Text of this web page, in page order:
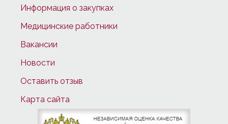
Информация о закупках
Медицинские работники
Вакансии
Новости
Оставить отзыв
Карта сайта